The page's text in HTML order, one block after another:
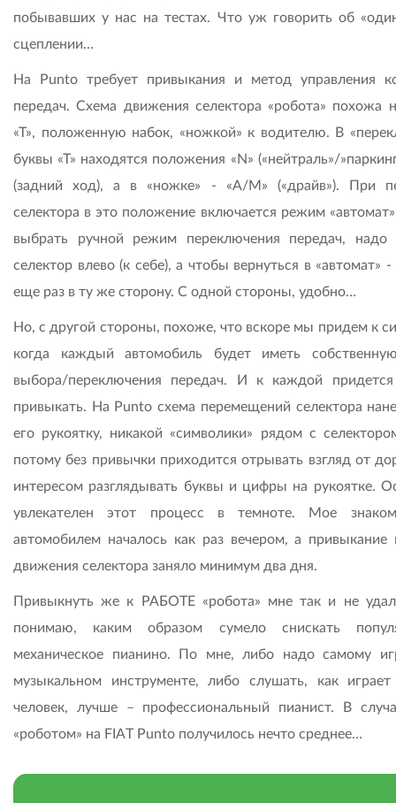
побывавших у нас на тестах. Что уж говорить об
сцеплении…
На Punto требует привыкания и метод управления
передач. Схема движения селектора «робота» похожа
«Т», положенную набок, «ножкой» к водителю. В
буквы «Т» находятся положения «N» («нейтраль»/
(задний ход), а в «ножке» - «А/М» («драйв»). При
селектора в это положение включается режим
выбрать ручной режим переключения передач, надо
селектор влево (к себе), а чтобы вернуться в «автомат» -
еще раз в ту же сторону. С одной стороны, удобно…
Но, с другой стороны, похоже, что вскоре мы придем к
когда каждый автомобиль будет иметь
выбора/переключения передач. И к каждой придется
привыкать. На Punto схема перемещений селектора
его рукоятку, никакой «символики» рядом с
потому без привычки приходится отрывать взгляд от
интересом разглядывать буквы и цифры на рукоятке.
увлекателен этот процесс в темноте. Мое
автомобилем началось как раз вечером, а привыкание
движения селектора заняло минимум два дня.
Привыкнуть же к РАБОТЕ «робота» мне так и не
понимаю, каким образом сумело снискать
механическое пианино. По мне, либо надо самому
музыкальном инструменте, либо слушать, как играет
человек, лучше – профессиональный пианист. В
«роботом» на FIAT Punto получилось нечто среднее…